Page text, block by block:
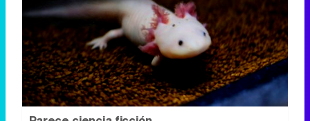
Parece ciencia ficción
Prepárate para alucinar con estas
criaturas